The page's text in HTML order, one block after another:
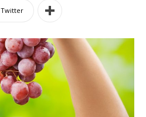
Twitter